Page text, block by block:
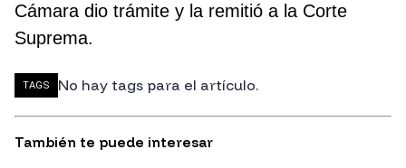
Cámara dio trámite y la remitió a la Corte
Suprema.
TAGS No hay tags para el artículo.
También te puede interesar